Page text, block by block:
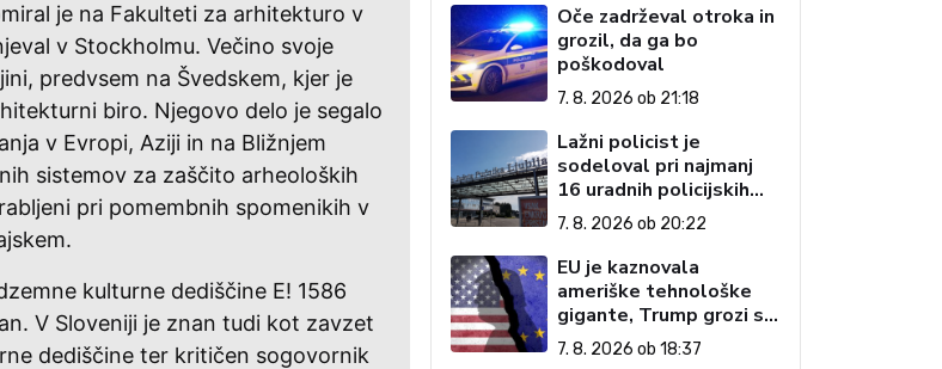
je na Fakulteti za arhitekturo v
v Stockholmu. Večino svoje
predvsem na Švedskem, kjer je
biro. Njegovo delo je segalo
v Evropi, Aziji in na Bližnjem
sistemov za zaščito arheoloških
pri pomembnih spomenikih v
kulturne dediščine E! 1586
V Sloveniji je znan tudi kot zavzet
dediščine ter kritičen sogovornik
Oče zadrževal otroka in
grozil, da ga bo
poškodoval
7. 8. 2026 ob 21:18
Lažni policist je
sodeloval pri najmanj
16 uradnih policijskih
postopkih
7. 8. 2026 ob 20:22
EU je kaznovala
ameriške tehnološke
gigante, Trump grozi s
carinami
7. 8. 2026 ob 18:37